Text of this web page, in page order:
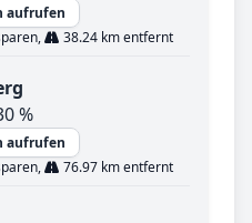
aufrufen
38.24 km entfernt
%
aufrufen
76.97 km entfernt